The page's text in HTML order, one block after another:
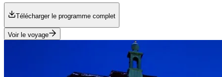
Télécharger le programme complet
Voir le voyage